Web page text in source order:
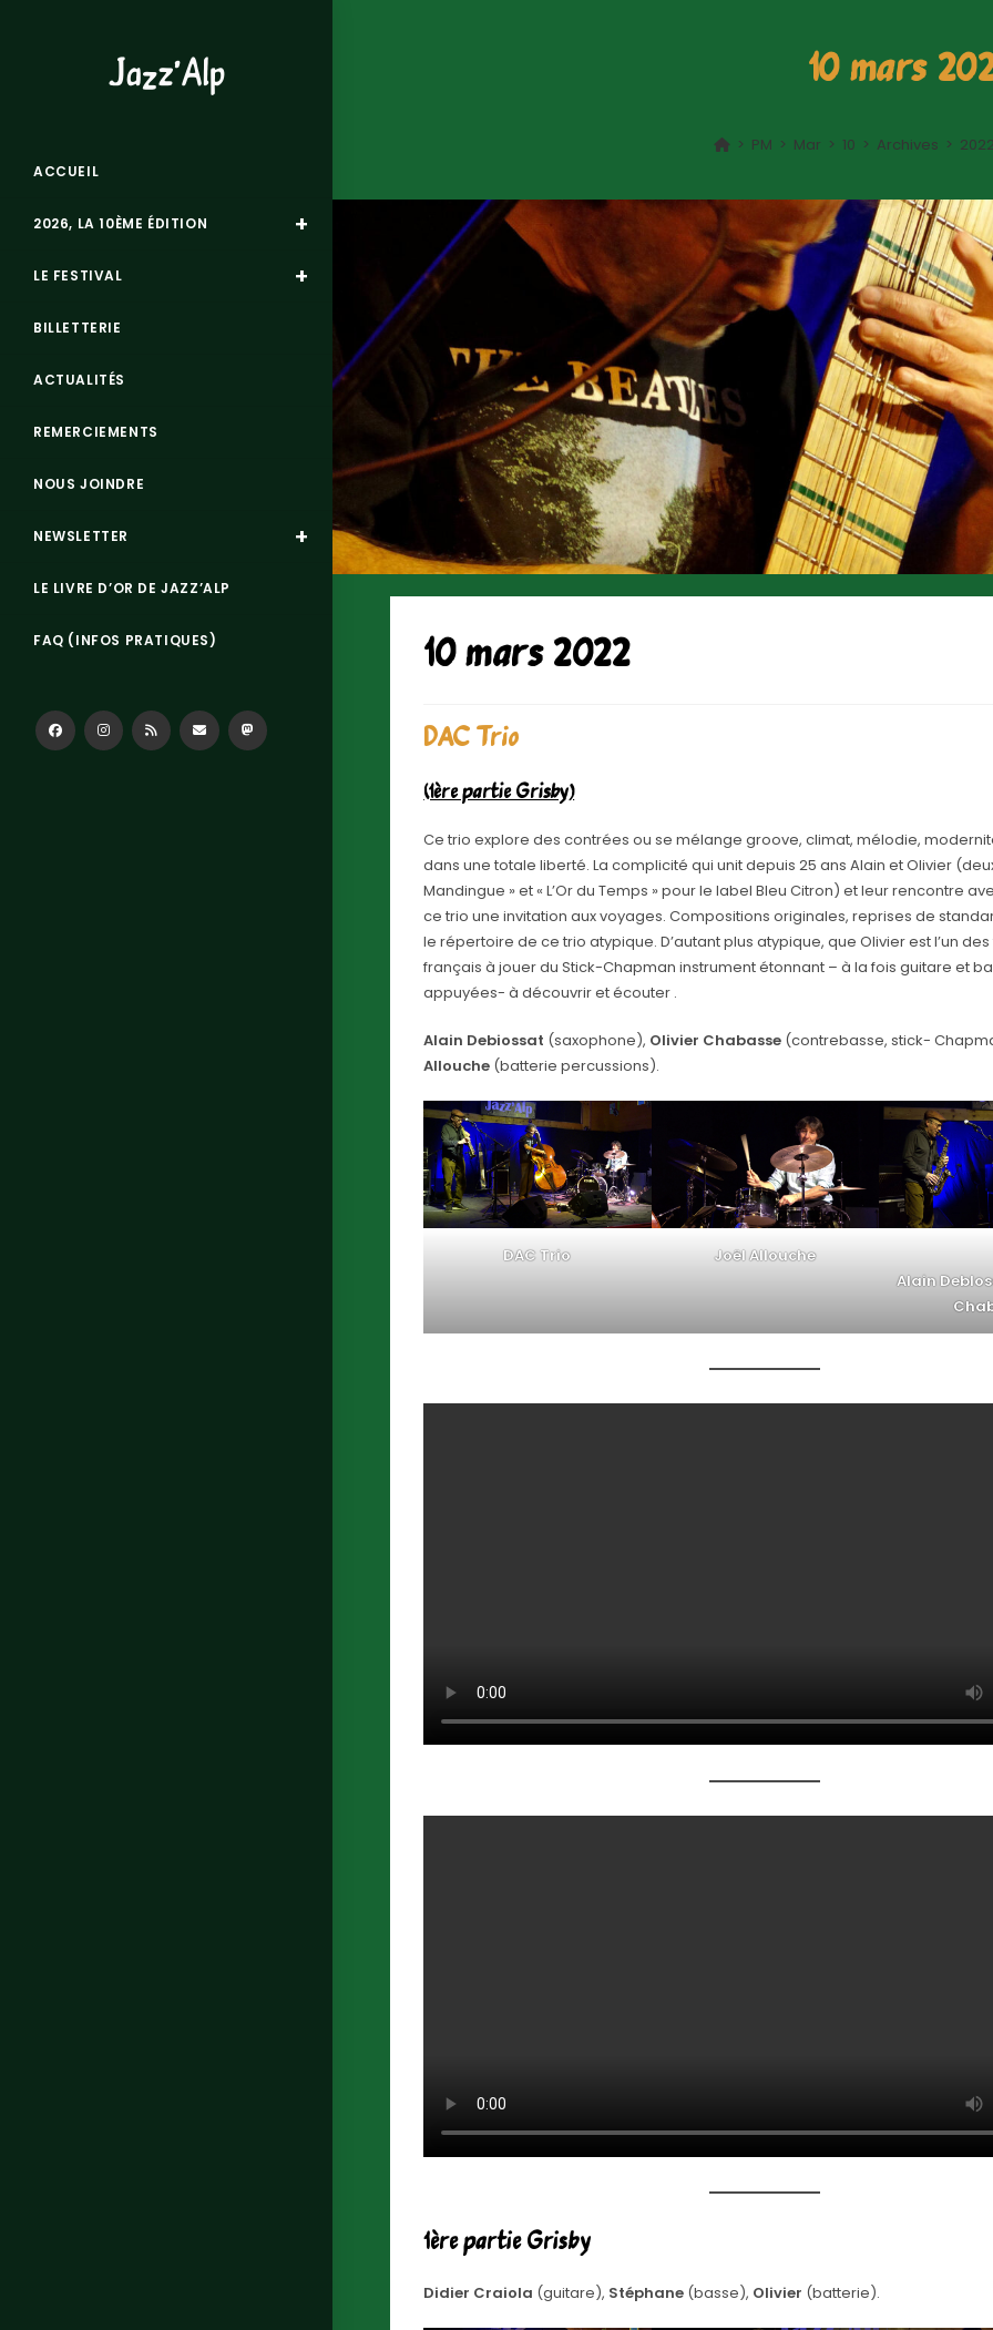
ACCUEIL
2026, LA 10ÈME ÉDITION
LE FESTIVAL
BILLETTERIE
ACTUALITÉS
REMERCIEMENTS
NOUS JOINDRE
NEWSLETTER
LE LIVRE D’OR DE JAZZ’ALP
FAQ (INFOS PRATIQUES)
10 mars
> PM > Mar > 10 > Archives >
10 mars 2022
DAC Trio
(1ère partie Grisby)
Ce trio explore des contrées ou se mélange groove, climat, mélodie,
dans une totale liberté. La complicité qui unit depuis 25 ans Alain et Olivier
Mandingue » et « L’Or du Temps » pour le label Bleu Citron) et leur rencontre
ce trio une invitation aux voyages. Compositions originales, reprises de
le répertoire de ce trio atypique. D’autant plus atypique, que Olivier est l’un
français à jouer du Stick-Chapman instrument étonnant – à la fois guitare et
appuyées- à découvrir et écouter .
Alain Debiossat (saxophone), Olivier Chabasse (contrebasse, stick-
Allouche (batterie percussions).
DAC Trio
Joël Allouche
Alain
1ère partie Grisby
Didier Craiola (guitare), Stéphane (basse), Olivier (batterie).